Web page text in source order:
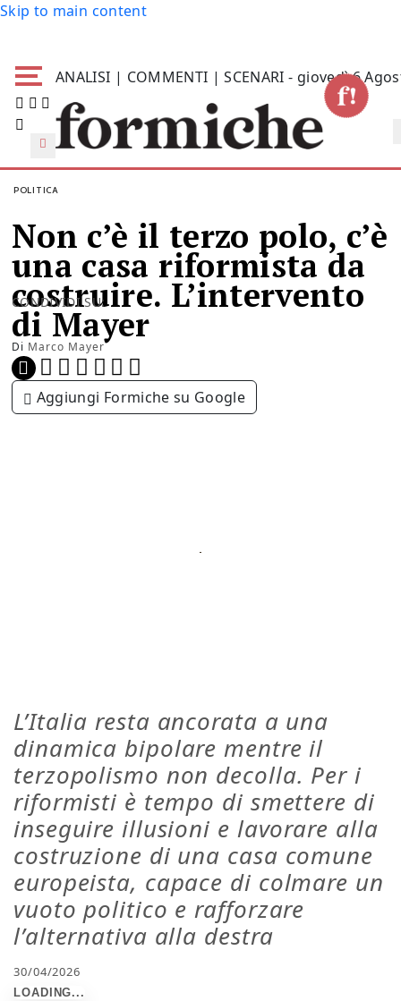
Skip to main content
ANALISI | COMMENTI | SCENARI - giovedì 6
POLITICA
Non c’è il terzo polo, c’è
una casa riformista da
costruire. L’intervento
di Mayer
Di Marco Mayer
CONDIVIDI SU:
Aggiungi Formiche su Google
L’Italia resta ancorata a una
dinamica bipolare mentre il
terzopolismo non decolla. Per i
riformisti è tempo di smettere di
inseguire illusioni e lavorare alla
costruzione di una casa comune
europeista, capace di colmare un
vuoto politico e rafforzare
l’alternativa alla destra
30/04/2026